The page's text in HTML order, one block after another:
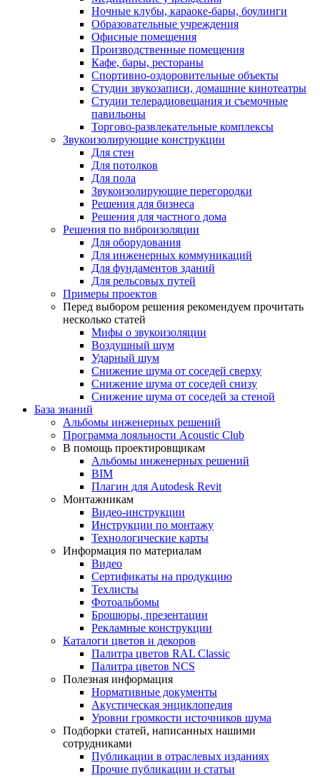
Ночные клубы, караоке-бары, боулинги
Образовательные учреждения
Офисные помещения
Производственные помещения
Кафе, бары, рестораны
Спортивно-оздоровительные объекты
Студии звукозаписи, домашние кинотеатры
Студии телерадиовещания и съемочные
павильоны
Торгово-развлекательные комплексы
Звукоизолирующие конструкции
Для стен
Для потолков
Для пола
Звукоизолирующие перегородки
Решения для бизнеса
Решения для частного дома
Решения по виброизоляции
Для оборудования
Для инженерных коммуникаций
Для фундаментов зданий
Для рельсовых путей
Примеры проектов
Перед выбором решения рекомендуем прочитать
несколько статей
Мифы о звукоизоляции
Воздушный шум
Ударный шум
Снижение шума от соседей сверху
Снижение шума от соседей снизу
Снижение шума от соседей за стеной
База знаний
Альбомы инженерных решений
Программа лояльности Acoustic Club
В помощь проектировщикам
Альбомы инженерных решений
BIM
Плагин для Autodesk Revit
Монтажникам
Видео-инструкции
Инструкции по монтажу
Технологические карты
Информация по материалам
Видео
Сертификаты на продукцию
Техлисты
Фотоальбомы
Брошюры, презентации
Рекламные конструкции
Каталоги цветов и декоров
Палитра цветов RAL Сlassic
Палитра цветов NCS
Полезная информация
Нормативные документы
Акустическая энциклопедия
Уровни громкости источников шума
Подборки статей, написанных нашими
сотрудниками
Публикации в отраслевых изданиях
Прочие публикации и статьи